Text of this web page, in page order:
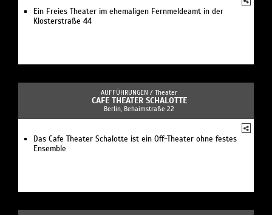
Ein Freies Theater im ehemaligen Fernmeldeamt in der
Klosterstraße 44
AUFFÜHRUNGEN / Theater
CAFE THEATER SCHALOTTE
Berlin, Behaimstraße 22
Das Cafe Theater Schalotte ist ein Off-Theater ohne festes
Ensemble